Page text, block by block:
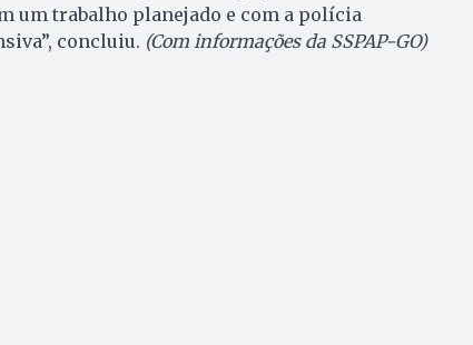
um trabalho planejado e com a polícia
concluiu. (Com informações da SSPAP-GO)